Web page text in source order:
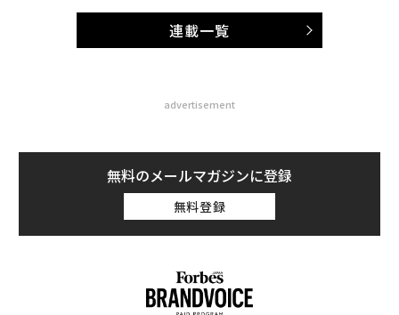
連載一覧
advertisement
無料のメールマガジンに登録
無料登録